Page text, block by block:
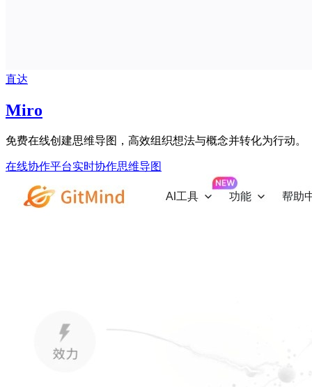
直达
Miro
免费在线创建思维导图，高效组织想法与概念并转化为行动。
在线协作平台实时协作思维导图